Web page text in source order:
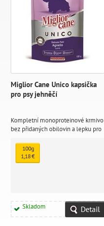
Miglior Cane Unico kapsička
pro psy jehněčí
Kompletní monoproteinové krmivo
bez přidaných obilovin a lepku pro
paštika s jehněčím masem.
100g
1,18 €
Skladom Detail